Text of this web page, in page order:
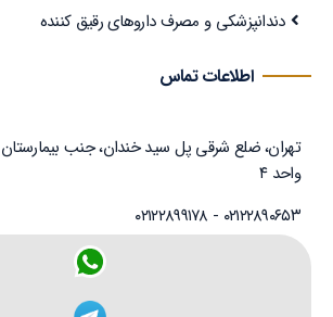
دندانپزشکی و مصرف داروهای رقیق کننده
اطلاعات تماس
واحد ۴
۰۲۱۲۲۸۹۰۶۵۳ - ۰۲۱۲۲۸۹۹۱۷۸